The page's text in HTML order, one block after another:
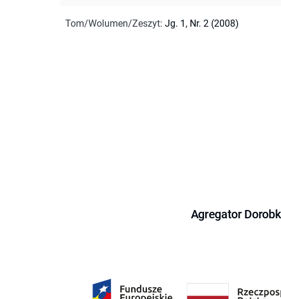
Tom/Wolumen/Zeszyt: Jg. 1, Nr. 2 (2008)
Agregator